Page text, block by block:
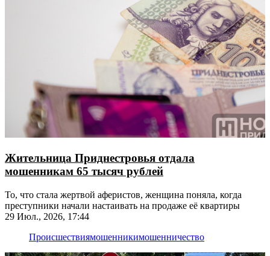
Жительница Приднестровья отдала
мошенникам 65 тысяч рублей
То, что стала жертвой аферистов, женщина поняла, когда
преступники начали настаивать на продаже её квартиры
29 Июл., 2026, 17:44
Происшествиямошенникимошенничество